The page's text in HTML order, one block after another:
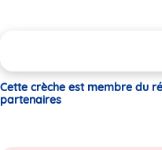
Cette crèche est membre du
partenaires